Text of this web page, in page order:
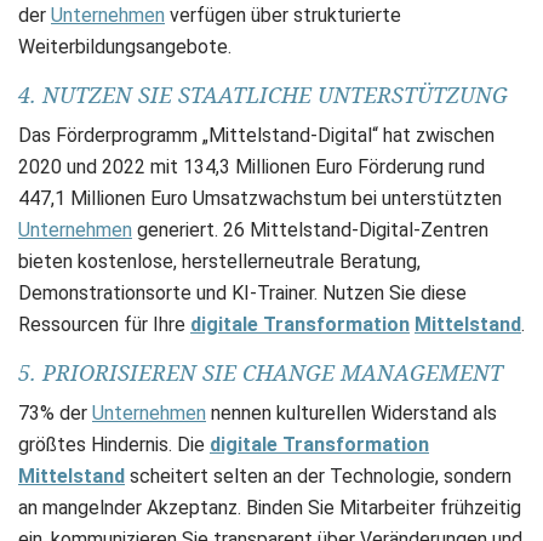
der Unternehmen verfügen über strukturierte
Weiterbildungsangebote.
4. NUTZEN SIE STAATLICHE UNTERSTÜTZUNG
Das Förderprogramm „Mittelstand-Digital“ hat zwischen
2020 und 2022 mit 134,3 Millionen Euro Förderung rund
447,1 Millionen Euro Umsatzwachstum bei unterstützten
Unternehmen generiert. 26 Mittelstand-Digital-Zentren
bieten kostenlose, herstellerneutrale Beratung,
Demonstrationsorte und KI-Trainer. Nutzen Sie diese
Ressourcen für Ihre digitale Transformation Mittelstand.
5. PRIORISIEREN SIE CHANGE MANAGEMENT
73% der Unternehmen nennen kulturellen Widerstand als
größtes Hindernis. Die digitale Transformation
Mittelstand scheitert selten an der Technologie, sondern
an mangelnder Akzeptanz. Binden Sie Mitarbeiter frühzeitig